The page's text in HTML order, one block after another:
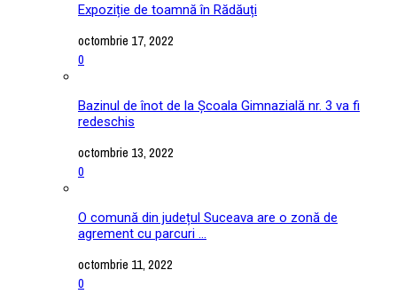
Expoziție de toamnă în Rădăuți
octombrie 17, 2022
0
Bazinul de înot de la Școala Gimnazială nr. 3 va fi
redeschis
octombrie 13, 2022
0
O comună din județul Suceava are o zonă de
agrement cu parcuri ...
octombrie 11, 2022
0